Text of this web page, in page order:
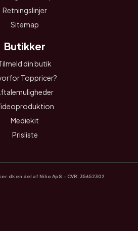
Retningslinjer
Sitemap
Butikker
din butik
Toppricer?
Mediekit
Prisliste
en del af Nilio ApS - CVR: 35652302